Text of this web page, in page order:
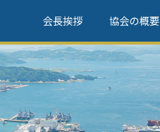
会長挨拶 協会の概要